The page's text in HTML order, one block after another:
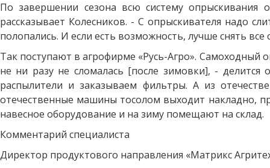
По завершении сезона всю систему опрыскивания
рассказывает Колесников. - С опрыскивателя надо
полопались. И если есть возможность, лучше снять
Так поступают в агрофирме «Русь-Агро». Самоходный
не ни разу не сломалась [после зимовки], -
распылители и заказываем фильтры. А из
отечественные машины тосолом выходит накладно,
навесное оборудование и на зиму помещают на склад.
Комментарий специалиста
Директор продуктового направления «Матрикс